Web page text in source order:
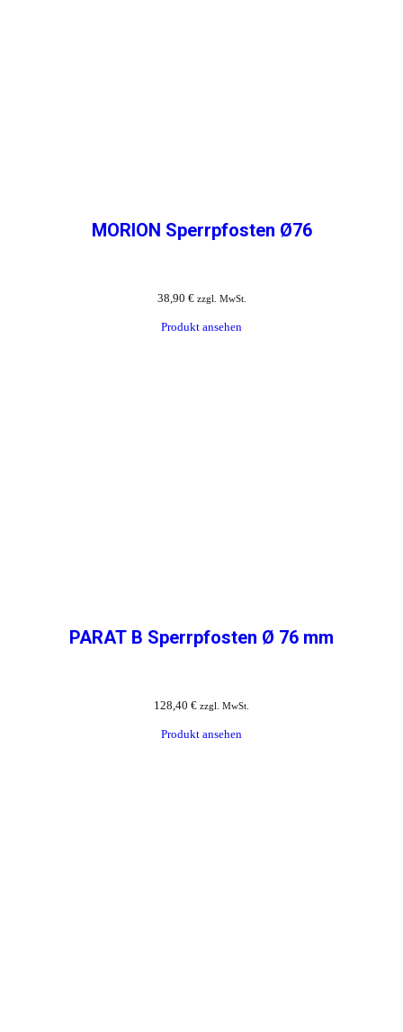
MORION Sperrpfosten Ø76
38,90 € zzgl. MwSt.
Produkt ansehen
PARAT B Sperrpfosten Ø 76 mm
128,40 € zzgl. MwSt.
Produkt ansehen